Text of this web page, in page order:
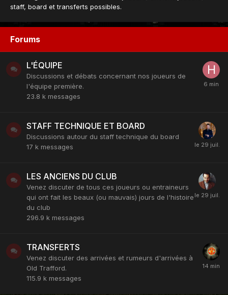
staff, board et transferts possibles.
Forums
L'ÉQUIPE
Discussions et débats concernant nos joueurs de
l'équipe première.
23.8 k messages
STAFF TECHNIQUE ET BOARD
Discussions autour du staff technique du board
17 k messages
LES ANCIENS DU CLUB
Venez discuter de tous ces joueurs ou entraineurs
qui ont fait les beaux (ou mauvais) jours de l'histoire
du club
296.9 k messages
TRANSFERTS
Venez discuter des arrivées et rumeurs d'arrivées à
Old Trafford.
115.9 k messages